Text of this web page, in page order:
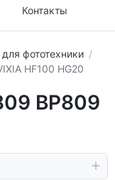
Контакты
фототехники
HF100 HG20
BP809